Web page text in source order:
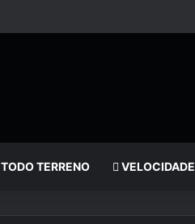
TODO TERRENO VELOCIDADE